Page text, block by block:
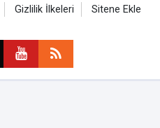
Gizlilik İlkeleri Sitene Ekle